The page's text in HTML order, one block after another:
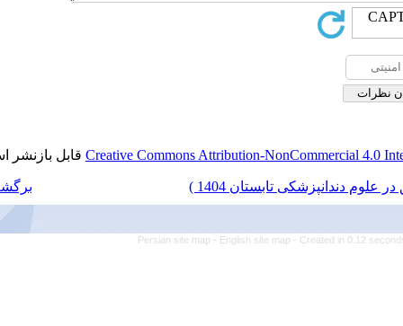
Creative Commonsقابل بازنشر است.
برگشت به فهرست نسخه ها
Persian site map -